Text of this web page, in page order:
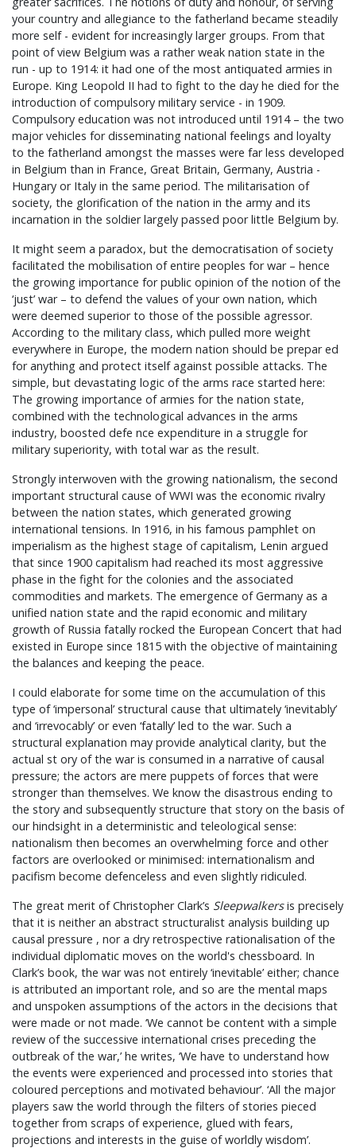
your country and allegiance to the fatherland became steadily
more self - evident for increasingly larger groups. From that
point of view Belgium was a rather weak nation state in the
run - up to 1914: it had one of the most antiquated armies in
Europe. King Leopold II had to fight to the day he died for the
introduction of compulsory military service - in 1909.
Compulsory education was not introduced until 1914 – the two
major vehicles for disseminating national feelings and loyalty
to the fatherland amongst the masses were far less developed
in Belgium than in France, Great Britain, Germany, Austria -
Hungary or Italy in the same period. The militarisation of
society, the glorification of the nation in the army and its
incarnation in the soldier largely passed poor little Belgium by.
It might seem a paradox, but the democratisation of society
facilitated the mobilisation of entire peoples for war – hence
the growing importance for public opinion of the notion of the
‘just’ war – to defend the values of your own nation, which
were deemed superior to those of the possible agressor.
According to the military class, which pulled more weight
everywhere in Europe, the modern nation should be prepar ed
for anything and protect itself against possible attacks. The
simple, but devastating logic of the arms race started here:
The growing importance of armies for the nation state,
combined with the technological advances in the arms
industry, boosted defe nce expenditure in a struggle for
military superiority, with total war as the result.
Strongly interwoven with the growing nationalism, the second
important structural cause of WWI was the economic rivalry
between the nation states, which generated growing
international tensions. In 1916, in his famous pamphlet on
imperialism as the highest stage of capitalism, Lenin argued
that since 1900 capitalism had reached its most aggressive
phase in the fight for the colonies and the associated
commodities and markets. The emergence of Germany as a
unified nation state and the rapid economic and military
growth of Russia fatally rocked the European Concert that had
existed in Europe since 1815 with the objective of maintaining
the balances and keeping the peace.
I could elaborate for some time on the accumulation of this
type of ‘impersonal’ structural cause that ultimately ‘inevitably’
and ‘irrevocably’ or even ‘fatally’ led to the war. Such a
structural explanation may provide analytical clarity, but the
actual st ory of the war is consumed in a narrative of causal
pressure; the actors are mere puppets of forces that were
stronger than themselves. We know the disastrous ending to
the story and subsequently structure that story on the basis of
our hindsight in a deterministic and teleological sense:
nationalism then becomes an overwhelming force and other
factors are overlooked or minimised: internationalism and
pacifism become defenceless and even slightly ridiculed.
The great merit of Christopher Clark’s Sleepwalkersis precisely
that it is neither an abstract structuralist analysis building up
causal pressure , nor a dry retrospective rationalisation of the
individual diplomatic moves on the world's chessboard. In
Clark’s book, the war was not entirely ‘inevitable’ either; chance
is attributed an important role, and so are the mental maps
and unspoken assumptions of the actors in the decisions that
were made or not made. ‘We cannot be content with a simple
review of the successive international crises preceding the
outbreak of the war,’ he writes, ‘We have to understand how
the events were experienced and processed into stories that
coloured perceptions and motivated behaviour’. ‘All the major
players saw the world through the filters of stories pieced
together from scraps of experience, glued with fears,
projections and interests in the guise of worldly wisdom’.